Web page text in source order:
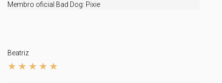
Membro oficial Bad Dog: Pixie
Beatriz